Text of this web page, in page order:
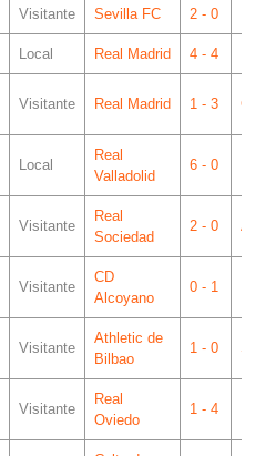
Visitante Sevilla FC 2 - 0
Local Real Madrid 4 - 4
Visitante Real Madrid 1 - 3
Local
Real
Valladolid
6 - 0
Visitante
Real
Sociedad
2 - 0
Visitante
CD
Alcoyano
0 - 1
Visitante
Athletic de
Bilbao
1 - 0
Visitante
Real
Oviedo
1 - 4